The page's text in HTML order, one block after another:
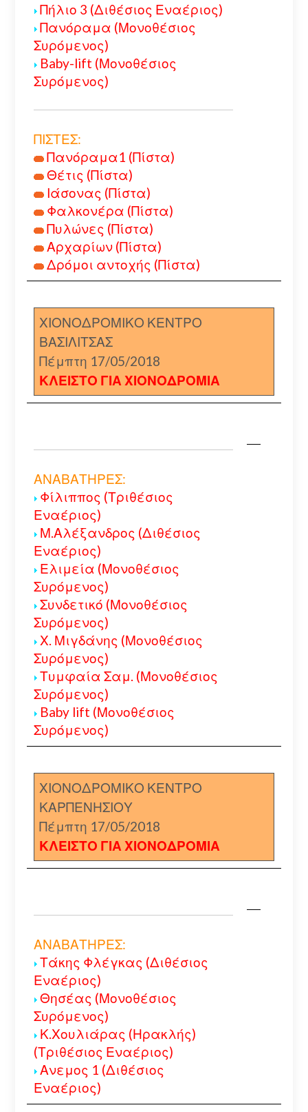
Πήλιο 3 (Διθέσιος Εναέριος)
Πανόραμα (Μονοθέσιος
Συρόμενος)
Baby-lift (Μονοθέσιος
Συρόμενος)
ΠΙΣΤΕΣ:
Πανόραμα1 (Πίστα)
Θέτις (Πίστα)
Ιάσονας (Πίστα)
Φαλκονέρα (Πίστα)
Πυλώνες (Πίστα)
Αρχαρίων (Πίστα)
Δρόμοι αντοχής (Πίστα)
ΧΙΟΝΟΔΡΟΜΙΚΟ ΚΕΝΤΡΟ
ΒΑΣΙΛΙΤΣΑΣ
Πέμπτη 17/05/2018
ΚΛΕΙΣΤΟ ΓΙΑ ΧΙΟΝΟΔΡΟΜΙΑ
ΑΝΑΒΑΤΗΡΕΣ:
Φίλιππος (Τριθέσιος
Εναέριος)
Μ.Αλέξανδρος (Διθέσιος
Εναέριος)
Ελιμεία (Μονοθέσιος
Συρόμενος)
Συνδετικό (Μονοθέσιος
Συρόμενος)
Χ. Μιγδάνης (Μονοθέσιος
Συρόμενος)
Τυμφαία Σαμ. (Μονοθέσιος
Συρόμενος)
Baby lift (Μονοθέσιος
Συρόμενος)
ΧΙΟΝΟΔΡΟΜΙΚΟ ΚΕΝΤΡΟ
ΚΑΡΠΕΝΗΣΙΟΥ
Πέμπτη 17/05/2018
ΚΛΕΙΣΤΟ ΓΙΑ ΧΙΟΝΟΔΡΟΜΙΑ
ΑΝΑΒΑΤΗΡΕΣ:
Τάκης Φλέγκας (Διθέσιος
Εναέριος)
Θησέας (Μονοθέσιος
Συρόμενος)
Κ.Χουλιάρας (Ηρακλής)
(Τριθέσιος Εναέριος)
Ανεμος 1 (Διθέσιος
Εναέριος)